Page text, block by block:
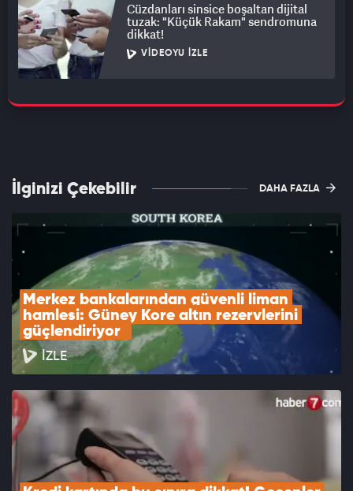
Cüzdanları sinsice boşaltan dijital
tuzak: "Küçük Rakam" sendromuna
dikkat!
VIDEOYU İZLE
İlginizi Çekebilir DAHA FAZLA
Merkez bankalarından güvenli liman
hamlesi: Güney Kore altın rezervlerini
güçlendiriyor
İZLE